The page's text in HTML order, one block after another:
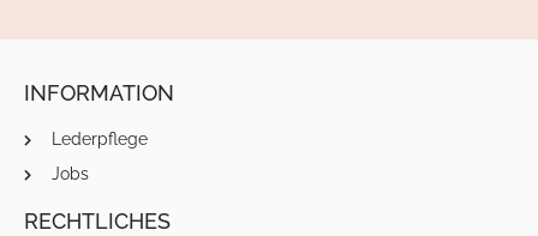
INFORMATION
Lederpflege
Jobs
RECHTLICHES